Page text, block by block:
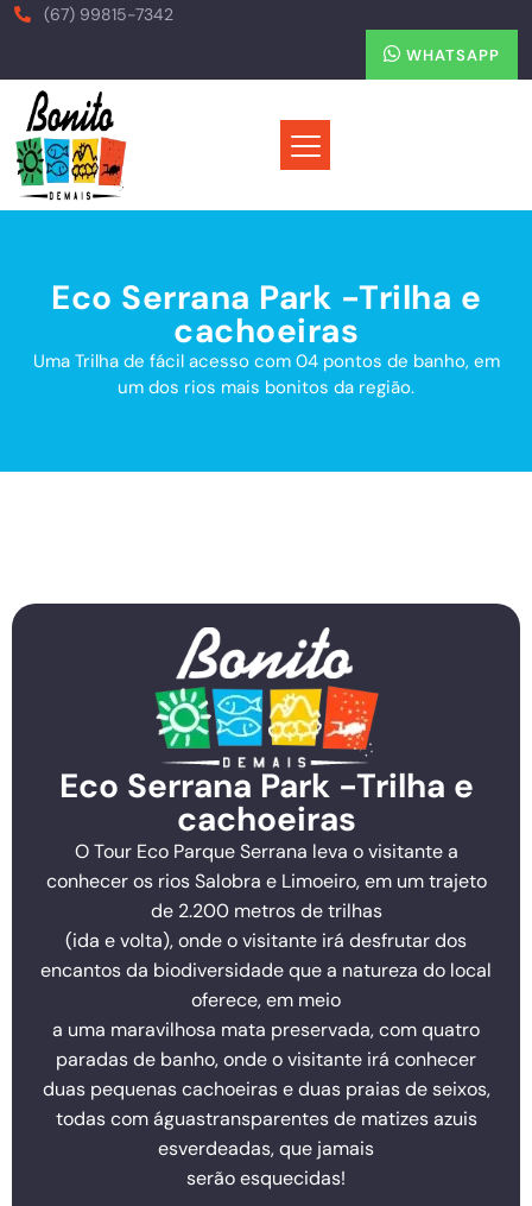
(67) 99815-7342
WHATSAPP
Eco Serrana Park -Trilha e
cachoeiras
Uma Trilha de fácil acesso com 04 pontos de banho, em
um dos rios mais bonitos da região.
Eco Serrana Park -Trilha e
cachoeiras
O Tour Eco Parque Serrana leva o visitante a
conhecer os rios Salobra e Limoeiro, em um trajeto
de 2.200 metros de trilhas
(ida e volta), onde o visitante irá desfrutar dos
encantos da biodiversidade que a natureza do local
oferece, em meio
a uma maravilhosa mata preservada, com quatro
paradas de banho, onde o visitante irá conhecer
duas pequenas cachoeiras e duas praias de seixos,
todas com águastransparentes de matizes azuis
esverdeadas, que jamais
serão esquecidas!